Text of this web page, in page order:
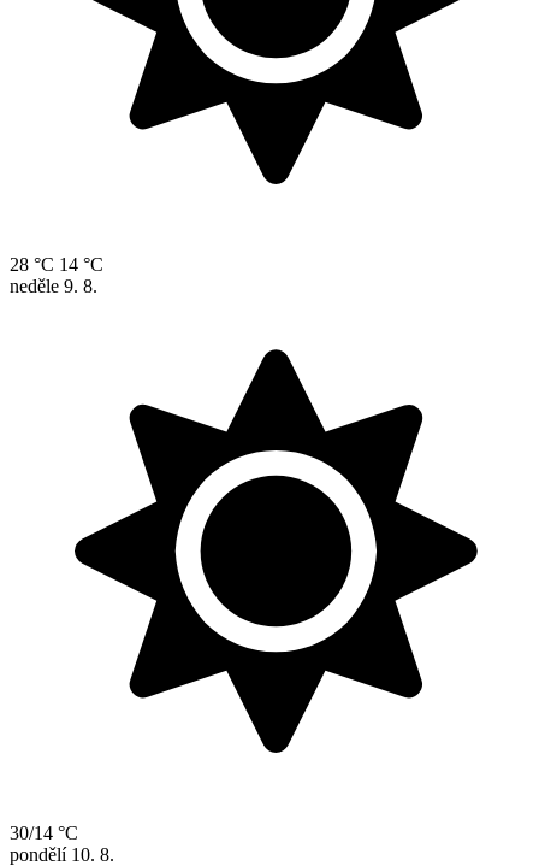
28 °C 14 °C
neděle 9. 8.
30/14 °C
pondělí 10. 8.